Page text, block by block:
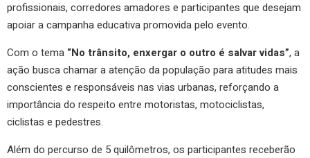
profissionais, corredores amadores e participantes que desejam
apoiar a campanha educativa promovida pelo evento.
Com o tema “No trânsito, enxergar o outro é salvar vidas”, a
ação busca chamar a atenção da população para atitudes mais
conscientes e responsáveis nas vias urbanas, reforçando a
importância do respeito entre motoristas, motociclistas,
ciclistas e pedestres.
Além do percurso de 5 quilômetros, os participantes receberão